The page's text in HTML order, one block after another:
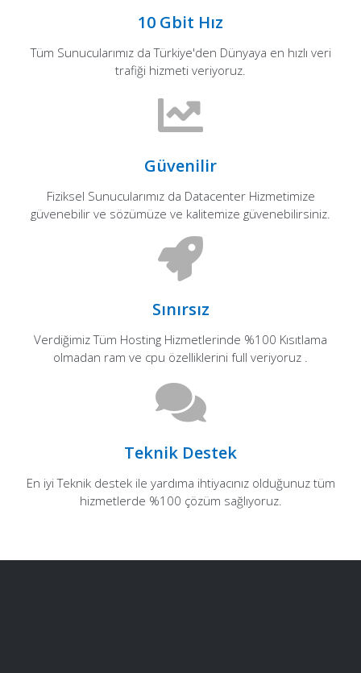
10 Gbit Hız
Tüm Sunucularımız da Türkiye'den Dünyaya en hızlı veri
trafiği hizmeti veriyoruz.
Güvenilir
Fiziksel Sunucularımız da Datacenter Hizmetimize
güvenebilir ve sözümüze ve kalitemize güvenebilirsiniz.
Sınırsız
Verdiğimiz Tüm Hosting Hizmetlerinde %100 Kısıtlama
olmadan ram ve cpu özelliklerini full veriyoruz .
Teknik Destek
En iyi Teknik destek ile yardıma ihtiyacınız olduğunuz tüm
hizmetlerde %100 çözüm sağlıyoruz.